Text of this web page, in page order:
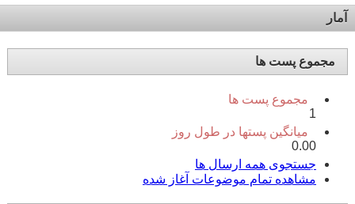
آمار
مجموع پست ها
مجموع پست ها
1
میانگین پستها در طول روز
0.00
جستجوی همه ارسال ها
مشاهده تمام موضوعات آغاز شده